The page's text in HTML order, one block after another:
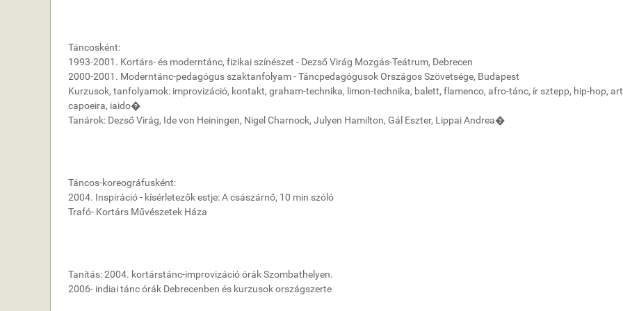
Táncosként:
1993-2001. Kortárs- és moderntánc, fizikai színészet - Dezső Virág Mozgás-Teátrum, Debrecen
2000-2001. Moderntánc-pedagógus szaktanfolyam - Táncpedagógusok Országos Szövetsége, Budapest
Kurzusok, tanfolyamok: improvizáció, kontakt, graham-technika, limon-technika, balett, flamenco, afro-tánc, ír sztepp, hip-hop,
capoeira, iaido�
Tanárok: Dezső Virág, Ide von Heiningen, Nigel Charnock, Julyen Hamilton, Gál Eszter, Lippai Andrea�
Táncos-koreográfusként:
2004. Inspiráció - kísérletezők estje: A császárnő, 10 min szóló
Trafó- Kortárs Művészetek Háza
Tanítás: 2004. kortárstánc-improvizáció órák Szombathelyen.
2006- indiai tánc órák Debrecenben és kurzusok országszerte